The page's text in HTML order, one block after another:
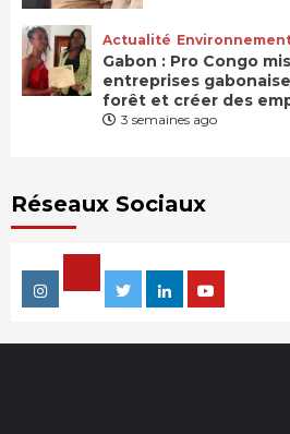
Actualité
Gabon : Pro Congo
entreprises
forêt et créer des
3 semaines ago
Réseaux Sociaux
Instagram
Facebook
TwitterLinkedin